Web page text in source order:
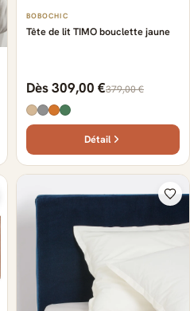
BOBOCHIC
Tête de lit TIMO bouclette jaune
Dès 309,00 €379,00 €
Détail